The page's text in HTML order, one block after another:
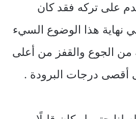
على تركه فقد كان
نهاية هذا الوضوع السيء
الجوع والقفز من أعلى
أقصى درجات البرودة .